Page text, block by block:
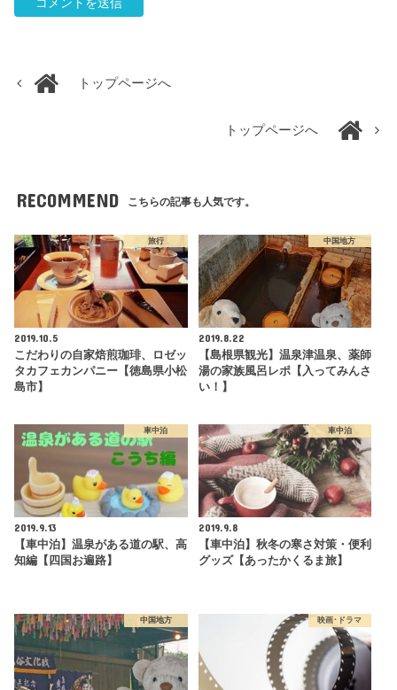
トップページへ
トップページへ
RECOMMEND こちらの記事も人気です。
旅行
2019.10.5
こだわりの自家焙煎珈琲、ロゼッ
タカフェカンパニー【徳島県小松
島市】
中国地方
2019.8.22
【島根県観光】温泉津温泉、薬師
湯の家族風呂レポ【入ってみんさ
い！】
車中泊
2019.9.13
【車中泊】温泉がある道の駅、高
知編【四国お遍路】
車中泊
2019.9.8
【車中泊】秋冬の寒さ対策・便利
グッズ【あったかくるま旅】
中国地方 映画･ドラマ